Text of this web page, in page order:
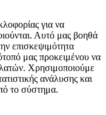
για να
Αυτό μας βοηθά
επισκεψιμότητα
μας προκειμένου να
Χρησιμοποιούμε
ανάλυσης και
το σύστημα.